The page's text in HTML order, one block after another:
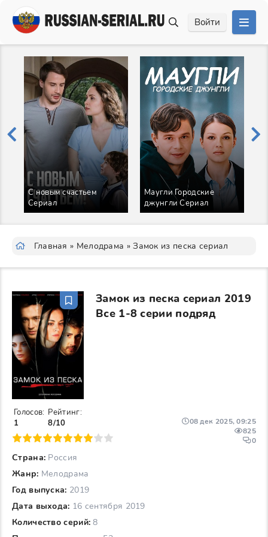
Войти
С новым счастьем
Сериал
Маугли Городские
джунгли Сериал
Главная » Мелодрама » Замок из песка сериал
Замок из песка сериал 2019
Все 1-8 серии подряд
Страна: Россия
Жанр: Мелодрама
Год выпуска: 2019
Дата выхода: 16 сентября 2019
Количество серий: 8
08 дек 2025, 09:25
825
0
Голосов:
1
Рейтинг:
8/10
7 8 9 10